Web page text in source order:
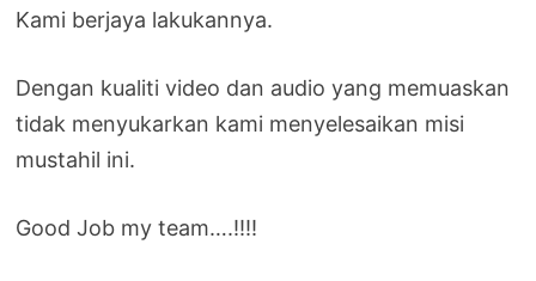
Kami berjaya lakukannya.
Dengan kualiti video dan audio yang memuaskan
tidak menyukarkan kami menyelesaikan misi
mustahil ini.
Good Job my team….!!!!